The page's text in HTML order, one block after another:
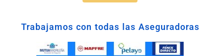
Trabajamos con todas las Aseguradoras